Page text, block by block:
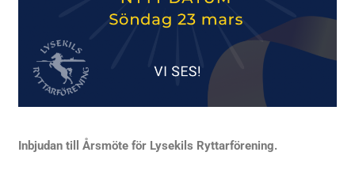
Inbjudan till Årsmöte för Lysekils Ryttarförening.